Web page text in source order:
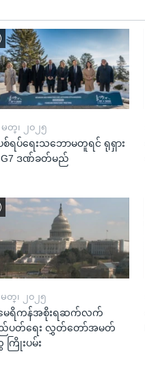
မတ္၊ ၂၀၂၅
ရပ်ရေးသဘောမတူရင် ရုရှား
ဒဏ်ခတ်မည်
မတ္၊ ၂၀၂၅
ေရိကန်အစိုးရဆက်လက်
ပတ်ရေး လွှတ်တော်အမတ်
ကြိုးပမ်း